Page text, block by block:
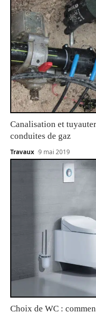
Canalisation et
conduites de gaz
Travaux 9 mai 2019
Choix de WC :